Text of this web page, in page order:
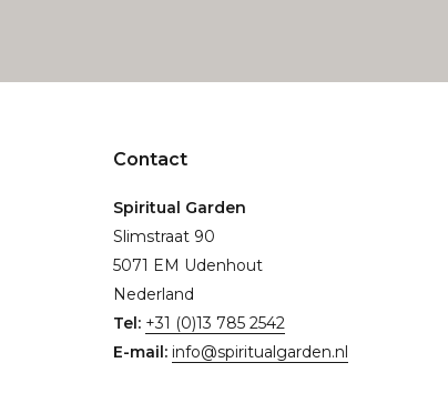
Contact
Spiritual Garden
Slimstraat 90
5071 EM Udenhout
Nederland
Tel: +31 (0)13 785 2542
E-mail: info@spiritualgarden.nl